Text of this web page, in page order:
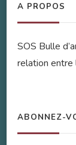
A PROPOS
SOS Bulle
relation entre
ABONNEZ-